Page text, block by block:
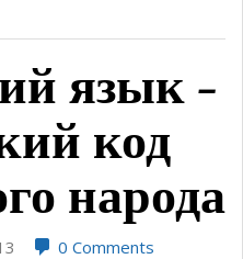
язык –
код
народа
0 Comments